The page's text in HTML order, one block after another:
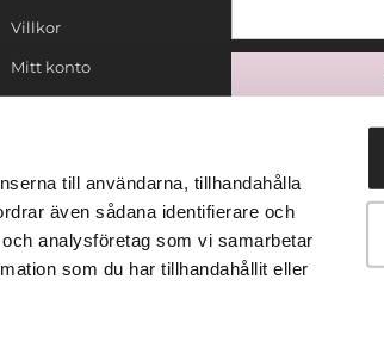
till användarna, tillhandahålla
även sådana identifierare och
analysföretag som vi samarbetar
som du har tillhandahållit eller
Villkor
Mitt konto